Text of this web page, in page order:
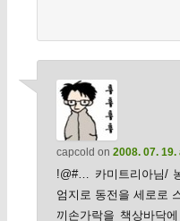
capcold on 2008. 07. 19.
!@#… 카미트리아님/
엄지로 동전을 세로로
끼손가락을 책상바닥